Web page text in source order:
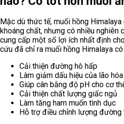
Mặc dù thức tế, muối hồng
khoáng chất, nhưng có nhiều nghiên
cung cấp một số lợi ích nhất định
cứu đã chỉ ra muối hồng Himalaya
Cải thiện đường hô hấp
Làm giảm dấu hiệu của lão hóa
Giúp cân bằng độ pH cho cơ
Cải thiện chất lượng giấc ngủ
Làm tăng ham muốn tình dục
Hỗ trợ điều chỉnh lượng đường